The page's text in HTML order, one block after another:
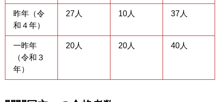
昨年（令
和４年）
27人 10人 37人
一昨年
（令和３
年）
20人 20人 40人